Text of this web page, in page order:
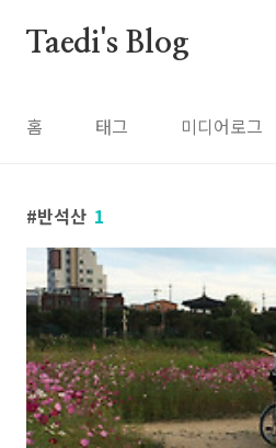
Taedi's Blog
홈 태그 미디어로그
반석산 1